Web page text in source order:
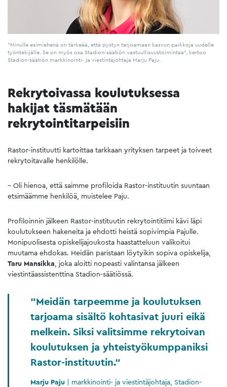
"Minulle esimiehenä on tärkeää, että pystyn tarjoamaan kasvun paikkoja uudelle
työntekijälle. Se on myös osa Stadion-säätiön vastuullisuustoimintaa", kertoo
Stadion-säätiön markkinointi- ja viestintäjohtaja Marju Paju.
Rekrytoivassa koulutuksessa
hakijat täsmätään
rekrytointitarpeisiin
Rastor-instituutti kartoittaa tarkkaan yrityksen tarpeet ja toiveet
rekrytoitavalle henkilölle.
– Oli hienoa, että saimme profiloida Rastor-instituutin suuntaan
etsimäämme henkilöä, muistelee Paju.
Profiloinnin jälkeen Rastor-instituutin rekrytointitiimi kävi läpi
koulutukseen hakeneita ja ehdotti heistä sopivimpia Pajulle.
Monipuolisesta opiskelijajoukosta haastatteluun valikoitui
muutama ehdokas. Heidän paristaan löytyikin sopiva opiskelija,
Taru Mansikka , joka aloitti nopeasti valintansa jälkeen
viestintäassistenttina Stadion-säätiössä.
Meidän tarpeemme ja koulutuksen
tarjoama sisältö kohtasivat juuri eikä
melkein. Siksi valitsimme rekrytoivan
koulutuksen ja yhteistyökumppaniksi
Rastor-instituutin.
Marju Paju | markkinointi- ja viestintäjohtaja, Stadion-